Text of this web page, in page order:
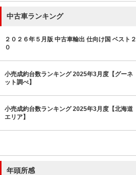
中古車ランキング
２０２６年５月版 中古車輸出 仕向け国 ベスト２
０
小売成約台数ランキング 2025年3月度【グーネ
ット調べ】
小売成約台数ランキング 2025年3月度【北海道
エリア】
年頭所感